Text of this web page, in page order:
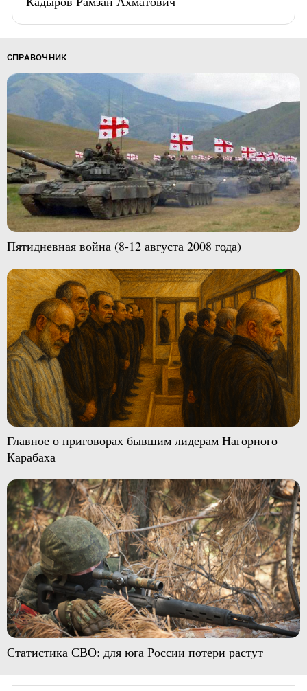
СПРАВОЧНИК
Пятидневная война (8-12 августа 2008 года)
Главное о приговорах бывшим лидерам Нагорного
Карабаха
Статистика СВО: для юга России потери растут